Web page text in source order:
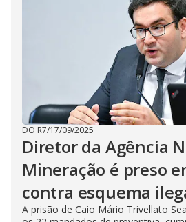
DO R7/17/09/2025
Diretor da Agência
Mineração é preso
contra esquema
A prisão de Caio Mário Trivellato